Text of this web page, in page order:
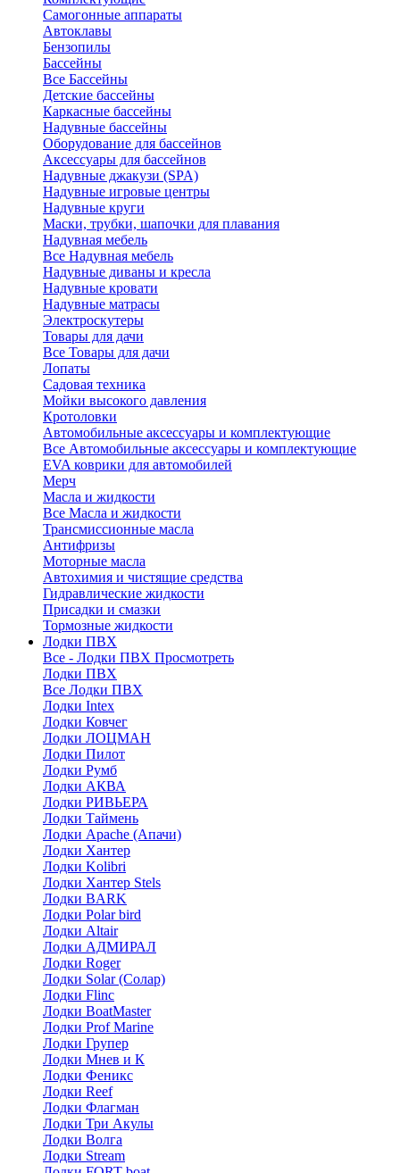
Самогонные аппараты
Автоклавы
Бензопилы
Бассейны
Все Бассейны
Детские бассейны
Каркасные бассейны
Надувные бассейны
Оборудование для бассейнов
Аксессуары для бассейнов
Надувные джакузи (SPA)
Надувные игровые центры
Надувные круги
Маски, трубки, шапочки для плавания
Надувная мебель
Все Надувная мебель
Надувные диваны и кресла
Надувные кровати
Надувные матрасы
Электроскутеры
Товары для дачи
Все Товары для дачи
Лопаты
Садовая техника
Мойки высокого давления
Кротоловки
Автомобильные аксессуары и комплектующие
Все Автомобильные аксессуары и комплектующие
EVA коврики для автомобилей
Мерч
Масла и жидкости
Все Масла и жидкости
Трансмиссионные масла
Антифризы
Моторные масла
Автохимия и чистящие средства
Гидравлические жидкости
Присадки и смазки
Тормозные жидкости
Лодки ПВХ
Все - Лодки ПВХ Просмотреть
Лодки ПВХ
Все Лодки ПВХ
Лодки Intex
Лодки Ковчег
Лодки ЛОЦМАН
Лодки Пилот
Лодки Румб
Лодки АКВА
Лодки РИВЬЕРА
Лодки Таймень
Лодки Apache (Апачи)
Лодки Хантер
Лодки Kolibri
Лодки Хантер Stels
Лодки BARK
Лодки Polar bird
Лодки Altair
Лодки АДМИРАЛ
Лодки Roger
Лодки Solar (Солар)
Лодки Flinc
Лодки BoatMaster
Лодки Prof Marine
Лодки Групер
Лодки Мнев и К
Лодки Феникс
Лодки Reef
Лодки Флагман
Лодки Три Акулы
Лодки Волга
Лодки Stream